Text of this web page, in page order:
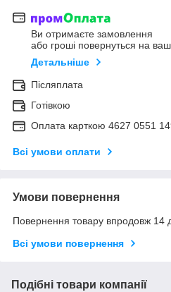
Ви отримаєте замовлення
або гроші повернуться на
Детальніше
Післяплата
Готівкою
Оплата карткою 4627 0551
Всі умови оплати
Умови повернення
Повернення товару впродовж 14
Всі умови повернення
Подібні товари компанії